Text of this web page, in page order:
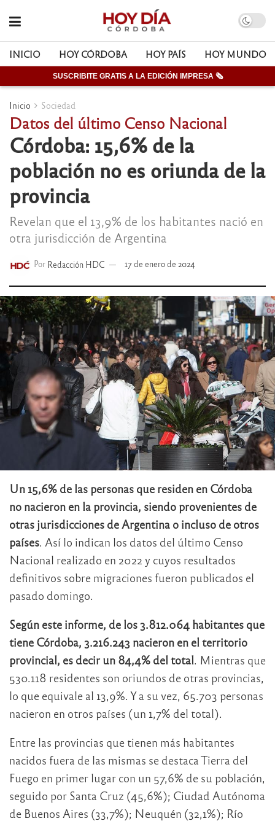
INICIO HOY CÓRDOBA HOY PAÍS HOY MUNDO
SUSCRIBITE GRATIS A LA EDICIÓN IMPRESA 🗞
Inicio Sociedad
Datos del último Censo Nacional
Córdoba: 15,6% de la
población no es oriunda de la
provincia
Revelan que el 13,9% de los habitantes nació en
otra jurisdicción de Argentina
Por Redacción HDC 17 de enero de 2024
Un 15,6% de las personas que residen en Córdoba
no nacieron en la provincia, siendo provenientes de
otras jurisdicciones de Argentina o incluso de otros
países. Así lo indican los datos del último Censo
Nacional realizado en 2022 y cuyos resultados
definitivos sobre migraciones fueron publicados el
pasado domingo.
Según este informe, de los 3.812.064 habitantes que
tiene Córdoba, 3.216.243 nacieron en el territorio
provincial, es decir un 84,4% del total. Mientras que
530.118 residentes son oriundos de otras provincias,
lo que equivale al 13,9%. Y a su vez, 65.703 personas
nacieron en otros países (un 1,7% del total).
Entre las provincias que tienen más habitantes
nacidos fuera de las mismas se destaca Tierra del
Fuego en primer lugar con un 57,6% de su población,
seguido por Santa Cruz (45,6%); Ciudad Autónoma
de Buenos Aires (33,7%); Neuquén (32,1%); Río